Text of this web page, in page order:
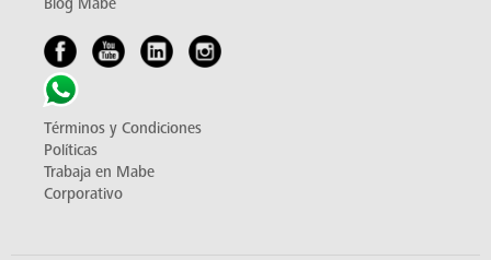
Blog Mabe
Términos y Condiciones
Políticas
Trabaja en Mabe
Corporativo